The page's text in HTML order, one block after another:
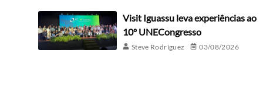
Visit Iguassu leva experiências ao
10º UNECongresso
Steve Rodríguez 03/08/2026